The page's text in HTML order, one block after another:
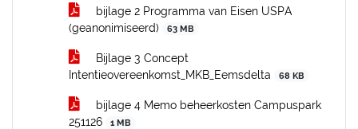
bijlage 2 Programma van Eisen USPA
(geanonimiseerd)
63 MB
Bijlage 3 Concept
Intentieovereenkomst_MKB_Eemsdelta
68 KB
bijlage 4 Memo beheerkosten Campuspark
251126
1 MB